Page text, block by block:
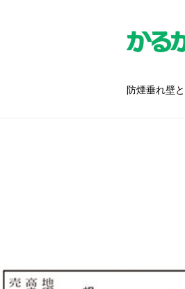
防煙垂れ壁